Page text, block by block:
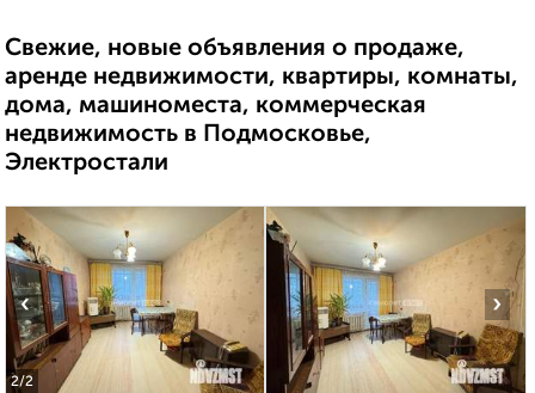
Свежие, новые объявления о продаже,
аренде недвижимости, квартиры, комнаты,
дома, машиноместа, коммерческая
недвижимость в Подмосковье,
Электростали
2/2
‹ ›